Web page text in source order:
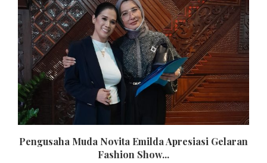
Pengusaha Muda Novita Emilda Apresiasi Gelaran
Fashion Show...